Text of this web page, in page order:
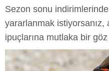
Sezon sonu
yararlanmak istiyorsanız,
ipuçlarına mutlaka bir göz